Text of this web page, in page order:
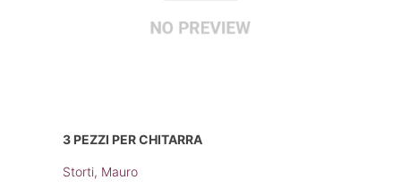
3 PEZZI PER CHITARRA
Storti, Mauro